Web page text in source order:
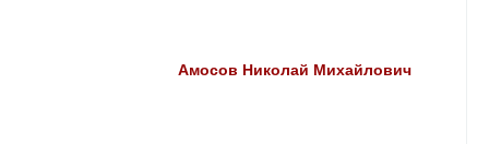
Амосов Николай Михайлович